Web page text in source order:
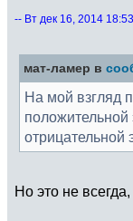
-- Вт дек 16, 2014
мат-ламер в
На мой взгляд
положительной
отрицательной
Но это не